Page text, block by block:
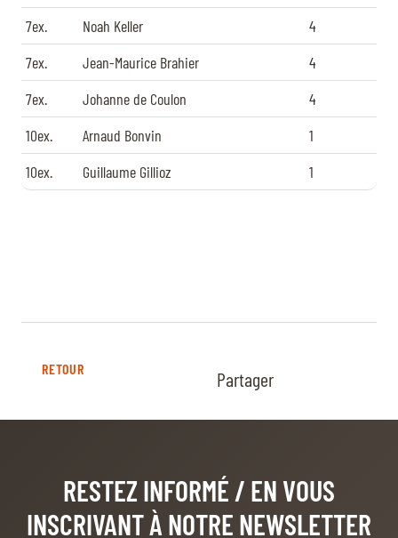
7ex.
Noah Keller
4
7ex.
Jean-Maurice Brahier
4
7ex.
Johanne de Coulon
4
10ex.
Arnaud Bonvin
1
10ex.
Guillaume Gillioz 1
RETOUR Partager
RESTEZ INFORMÉ / EN VOUS
INSCRIVANT À NOTRE NEWSLETTER